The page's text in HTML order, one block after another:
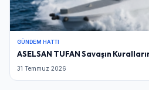
GÜNDEM HATTI
ASELSAN TUFAN Savaşın
31 Temmuz 2026